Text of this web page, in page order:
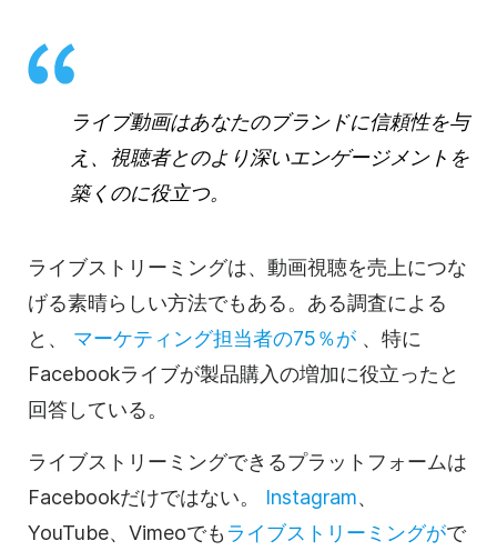
ライブ動画はあなたのブランドに信頼性を与
え、視聴者とのより深いエンゲージメントを
築くのに役立つ。
ライブストリーミングは、動画視聴を売上につな
げる素晴らしい方法でもある。ある調査による
と、 マーケティング担当者の75％が 、特に
Facebookライブが製品購入の増加に役立ったと
回答している。
ライブストリーミングできるプラットフォームは
Facebookだけではない。 Instagram、
YouTube、Vimeoでも ライブストリーミングがで